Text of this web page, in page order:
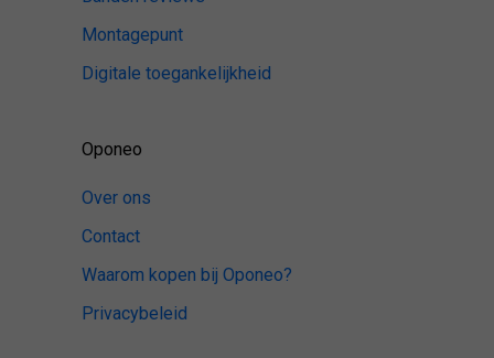
Montagepunt
Digitale toegankelijkheid
Oponeo
Over ons
Contact
Waarom kopen bij Oponeo?
Privacybeleid